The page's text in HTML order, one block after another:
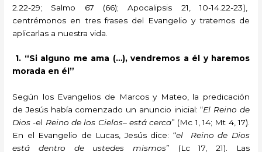
2.22-29; Salmo 67 (66); Apocalipsis 21, 10-14.22-23],
centrémonos en tres frases del Evangelio y tratemos de
aplicarlas a nuestra vida.
1. “Si alguno me ama (…), vendremos a él y haremos
morada en él”
Según los Evangelios de Marcos y Mateo, la predicación
de Jesús había comenzado un anuncio inicial: “El Reino de
Dios -el Reino de los Cielos– está cerca” (Mc 1, 14; Mt 4, 17).
En el Evangelio de Lucas, Jesús dice: “el Reino de Dios
está dentro de ustedes mismos” (Lc 17, 21). Las